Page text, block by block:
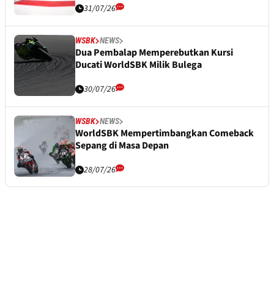
31/07/26
WSBK NEWS
Dua Pembalap Memperebutkan Kursi
Ducati WorldSBK Milik Bulega
30/07/26
WSBK NEWS
WorldSBK Mempertimbangkan Comeback
Sepang di Masa Depan
28/07/26